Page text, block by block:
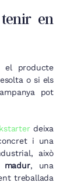
en
el producte
o si els
pot
deixa
i una
això
, una
treballada